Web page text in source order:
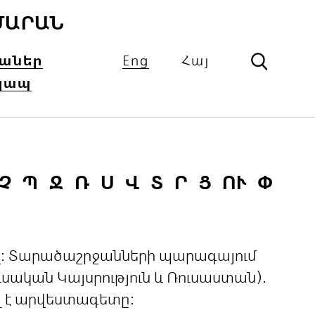
Eng Հայ
Չ Պ Ջ Ռ Ս Վ Տ Ր Ց ՈՒ Փ
Տարածաշրջանների պարագայում
Կայսրություն և Ռուսաստան).
է արվեստագետը: